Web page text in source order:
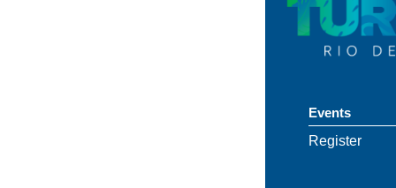
Events
Register